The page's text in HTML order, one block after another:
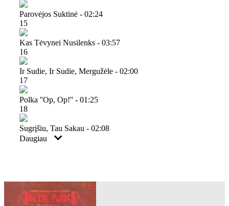
Parovėjos Suktinė - 02:24
15
Kas Tėvynei Nusilenks - 03:57
16
Ir Sudie, Ir Sudie, Mergužėle - 02:00
17
Polka ''op, Op!'' - 01:25
18
Sugrįšiu, Tau Sakau - 02:08
Daugiau